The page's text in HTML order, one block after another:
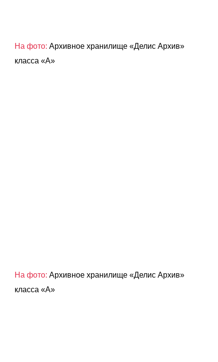
На фото: Архивное хранилище «Делис Архив»
класса «А»
На фото: Архивное хранилище «Делис Архив»
класса «А»